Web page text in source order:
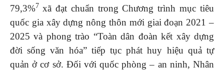
79,3%7 xã đạt chuẩn trong Chương trình mục tiêu
quốc gia xây dựng nông thôn mới giai đoạn 2021 –
2025 và phong trào “Toàn dân đoàn kết xây dựng
đời sống văn hóa” tiếp tục phát huy hiệu quả tự
quản ở cơ sở. Đối với quốc phòng – an ninh, Nhân